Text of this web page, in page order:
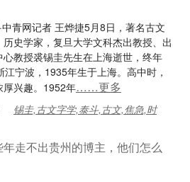
青网记者 王烨捷5月8日，著名古文
史学家，复旦大学文科杰出教授、出
教授裘锡圭先生在上海逝世，终年
宁波，1935年生于上海。高中时，
兴趣。1952年……更多
锡圭,古文字学,泰斗,古文,焦急,时